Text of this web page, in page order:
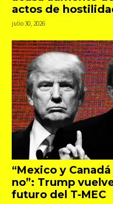
actos de
julio 30, 2026
“Mexico y
no”: Trump
futuro del T-MEC